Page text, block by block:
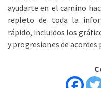
ayudarte en el camino
repleto de toda la
rápido, incluidos los
y progresiones de